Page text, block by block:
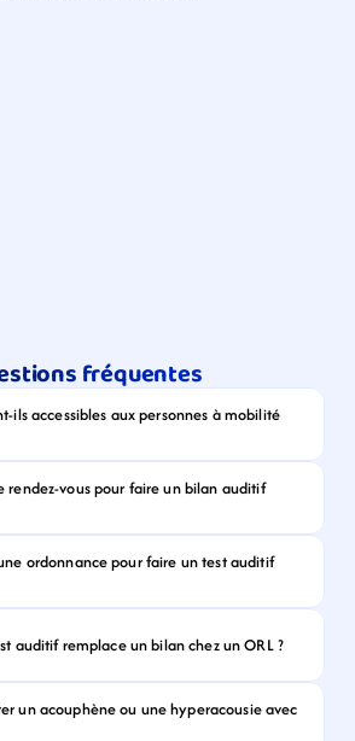
fréquentes
ils accessibles aux personnes à mobilité
rendez-vous pour faire un bilan auditif
ordonnance pour faire un test auditif
auditif remplace un bilan chez un ORL ?
un acouphène ou une hyperacousie avec